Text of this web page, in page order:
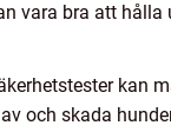
vara bra att
kan
och skada